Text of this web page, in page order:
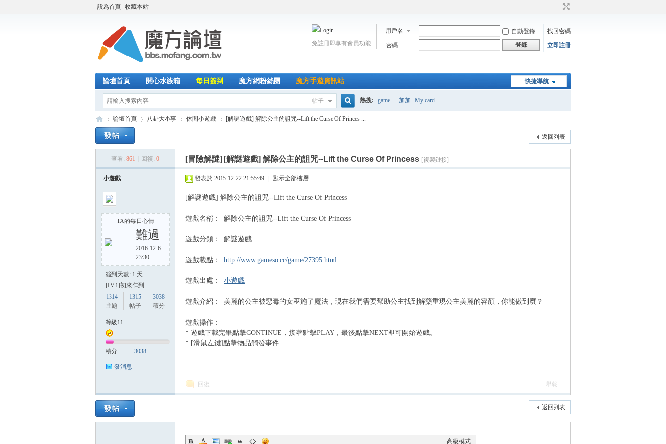
設為首頁 收藏本站
用戶名 自動登錄
找回密碼
密碼
登錄 立即註冊
免註冊即享有會員功能
快捷導航
論壇首頁 開心水族箱 每日簽到 魔方網粉絲團 魔方手遊資訊站
帖子
搜
索
熱搜: game + 加加 My card
方
論壇首頁 八卦大小事 休閒小遊戲
›
[解謎遊戲] 解除公主的詛咒--Lift the Curse Of Princes ...
返回列表
查看: 861 回復: 0 [冒險解謎] [解謎遊戲] 解除公主的詛咒--Lift the Curse Of Princess [複製鏈接]
小遊戲
TA的每日心情
難過
2016-12-6
23:30
簽到天數: 1 天
[LV.1]初來乍到
1314
主題
1315
帖子
3038
積分
等級11
積分 3038
發消息
發表於 2015-12-22 21:55:49 顯示全部樓層
[解謎遊戲] 解除公主的詛咒--Lift the Curse Of Princess
遊戲名稱： 解除公主的詛咒--Lift the Curse Of Princess
遊戲分類： 解謎遊戲
遊戲載點： http://www.gameso.cc/game/27395.html
遊戲出處： 小遊戲
遊戲介紹： 美麗的公主被惡毒的女巫施了魔法，現在我們需要幫助公主找到解藥重現公主美麗的容顏，你能做到麼？
遊戲操作：
* 遊戲下載完畢點擊CONTINUE，接著點擊PLAY，最後點擊NEXT即可開始遊戲。
* [滑鼠左鍵]點擊物品觸發事件
回復 舉報
返回列表
高級模式